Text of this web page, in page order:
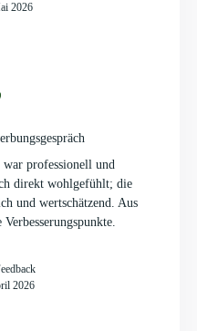
2026
war professionell und
direkt wohlgefühlt; die
und wertschätzend. Aus
2026